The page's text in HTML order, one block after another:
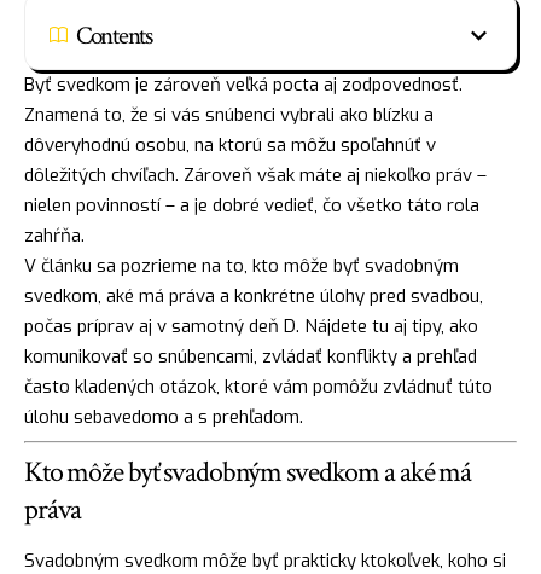
Contents
Byť svedkom je zároveň veľká pocta aj zodpovednosť.
Znamená to, že si vás snúbenci vybrali ako blízku a
dôveryhodnú osobu, na ktorú sa môžu spoľahnúť v
dôležitých chvíľach. Zároveň však máte aj niekoľko práv –
nielen povinností – a je dobré vedieť, čo všetko táto rola
zahŕňa.
V článku sa pozrieme na to, kto môže byť svadobným
svedkom, aké má práva a konkrétne úlohy pred svadbou,
počas príprav aj v samotný deň D. Nájdete tu aj tipy, ako
komunikovať so snúbencami, zvládať konflikty a prehľad
často kladených otázok, ktoré vám pomôžu zvládnuť túto
úlohu sebavedomo a s prehľadom.
Kto môže byť svadobným svedkom a aké má
práva
Svadobným svedkom môže byť prakticky ktokoľvek, koho si